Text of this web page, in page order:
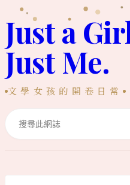
至
主
內
容
Just a
Just Me.
文學女孩的開卷日常